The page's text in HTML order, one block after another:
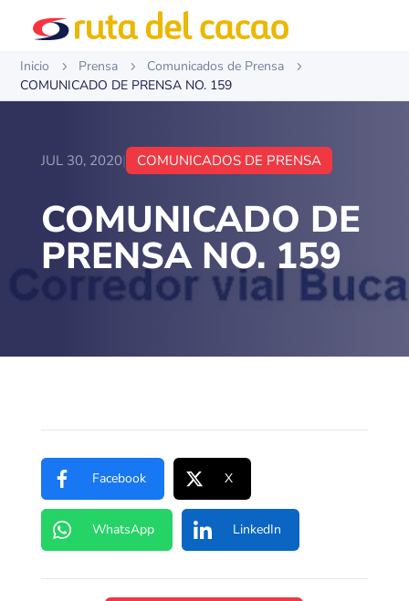
Inicio 5 Prensa 5 Comunicados de Prensa 5
COMUNICADO DE PRENSA NO. 159
JUL 30, 2020| COMUNICADOS DE PRENSA
COMUNICADO DE
PRENSA NO. 159
Facebook X
WhatsApp LinkedIn